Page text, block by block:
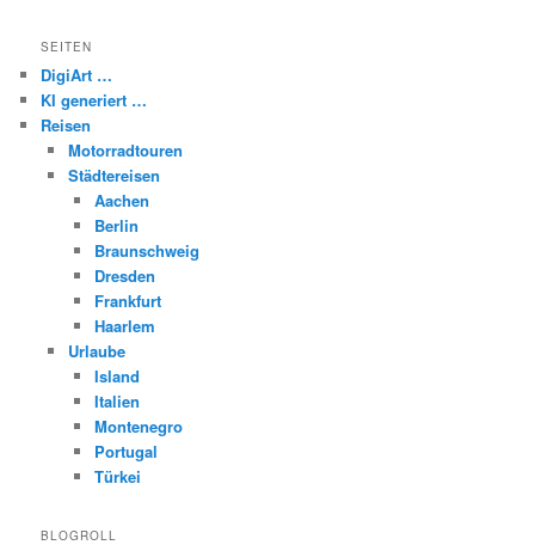
SEITEN
DigiArt …
KI generiert …
Reisen
Motorradtouren
Städtereisen
Aachen
Berlin
Braunschweig
Dresden
Frankfurt
Haarlem
Urlaube
Island
Italien
Montenegro
Portugal
Türkei
BLOGROLL